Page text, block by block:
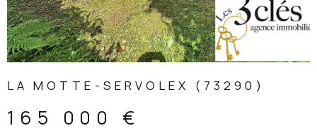
LA MOTTE-SERVOLEX (73290)
165 000 €